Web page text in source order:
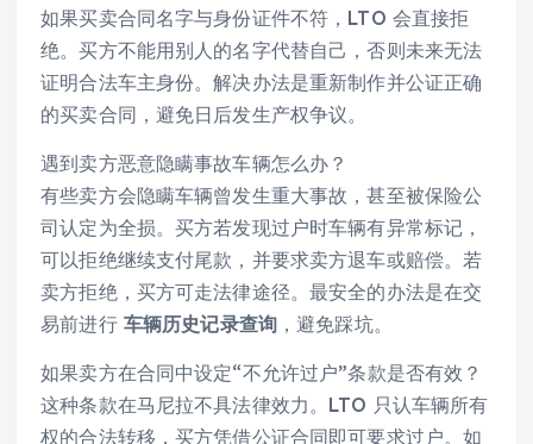
如果买卖合同名字与身份证件不符，LTO 会直接拒
绝。买方不能用别人的名字代替自己，否则未来无法
证明合法车主身份。解决办法是重新制作并公证正确
的买卖合同，避免日后发生产权争议。
遇到卖方恶意隐瞒事故车辆怎么办？
有些卖方会隐瞒车辆曾发生重大事故，甚至被保险公
司认定为全损。买方若发现过户时车辆有异常标记，
可以拒绝继续支付尾款，并要求卖方退车或赔偿。若
卖方拒绝，买方可走法律途径。最安全的办法是在交
易前进行 车辆历史记录查询，避免踩坑。
如果卖方在合同中设定“不允许过户”条款是否有效？
这种条款在马尼拉不具法律效力。LTO 只认车辆所有
权的合法转移，买方凭借公证合同即可要求过户。如